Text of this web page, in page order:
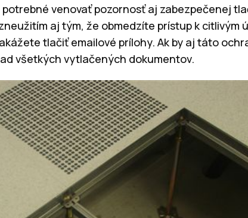
venovať pozornosť aj zabezpečenej
aj tým, že obmedzíte prístup k citlivým
tlačiť emailové prílohy. Ak by aj táto
všetkých vytlačených dokumentov.